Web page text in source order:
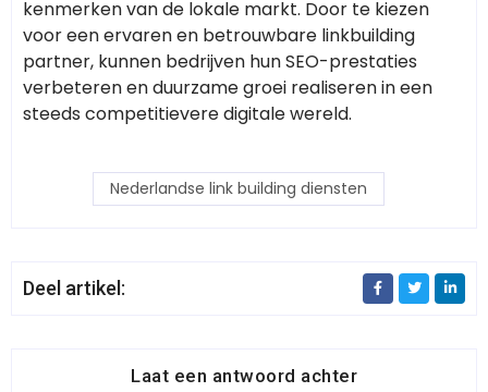
kenmerken van de lokale markt. Door te kiezen
voor een ervaren en betrouwbare linkbuilding
partner, kunnen bedrijven hun SEO-prestaties
verbeteren en duurzame groei realiseren in een
steeds competitievere digitale wereld.
Nederlandse link building diensten
Deel artikel:
Laat een antwoord achter